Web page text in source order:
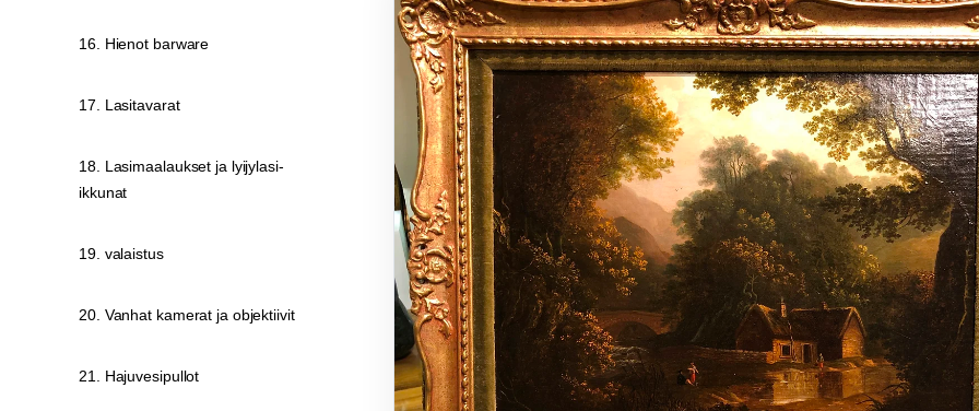
16. Hienot barware
17. Lasitavarat
18. Lasimaalaukset ja lyijylasi-
ikkunat
19. valaistus
20. Vanhat kamerat ja objektiivit
21. Hajuvesipullot